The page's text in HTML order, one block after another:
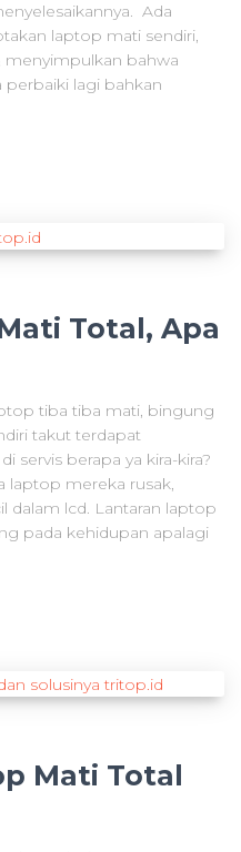
Ada
laptop mati sendiri,
menyimpulkan bahwa
lagi bahkan
Total, Apa
tiba tiba mati, bingung
takut terdapat
servis berapa ya kira-kira?
laptop mereka rusak,
dalam lcd. Lantaran laptop
pada kehidupan apalagi
Mati Total